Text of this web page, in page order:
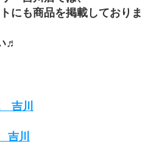
にも商品を掲載しておりま
♬
吉川
吉川